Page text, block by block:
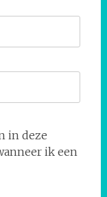
in deze
ik een